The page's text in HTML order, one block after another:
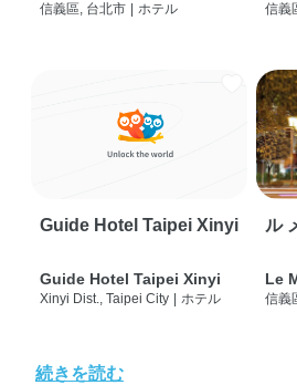
信義區, 台北市 ホテル 信義
Guide Hotel Taipei Xinyi
Guide Hotel Taipei Xinyi
Xinyi Dist., Taipei City | ホテル
ル
Le
信義
続きを読む